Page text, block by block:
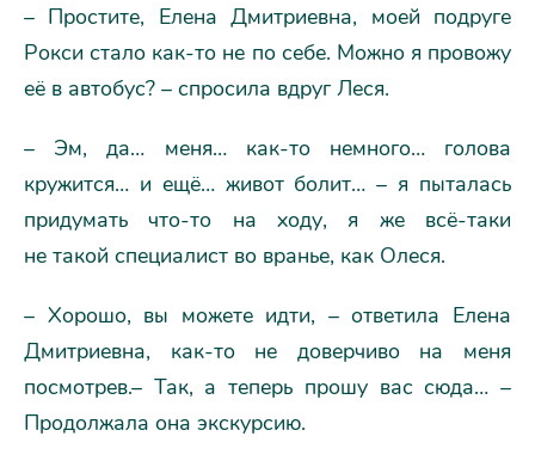
– Простите, Елена Дмитриевна, моей подруге
Рокси стало как-то не по себе. Можно я провожу
её в автобус? – спросила вдруг Леся.
– Эм, да… меня… как-то немного… голова
кружится… и ещё… живот болит… – я пыталась
придумать что-то на ходу, я же всё-таки
не такой специалист во вранье, как Олеся.
– Хорошо, вы можете идти, – ответила Елена
Дмитриевна, как-то не доверчиво на меня
посмотрев.– Так, а теперь прошу вас сюда… –
Продолжала она экскурсию.